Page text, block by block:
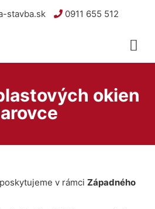
stavba.sk 0911 655 512
okien
v rámci Západného